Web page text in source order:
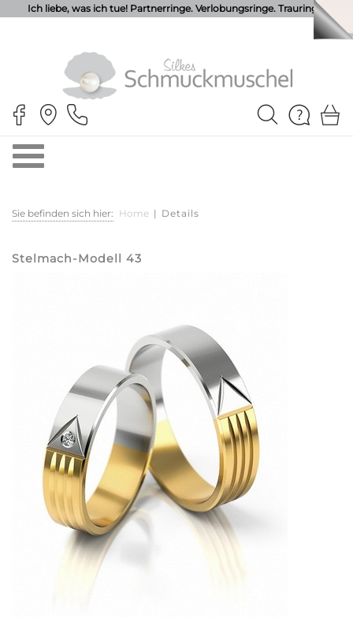
Ich liebe, was ich tue! Partnerringe. Verlobungsringe. Trauringe.
Sie befinden sich hier: Home | Details
Stelmach-Modell 43